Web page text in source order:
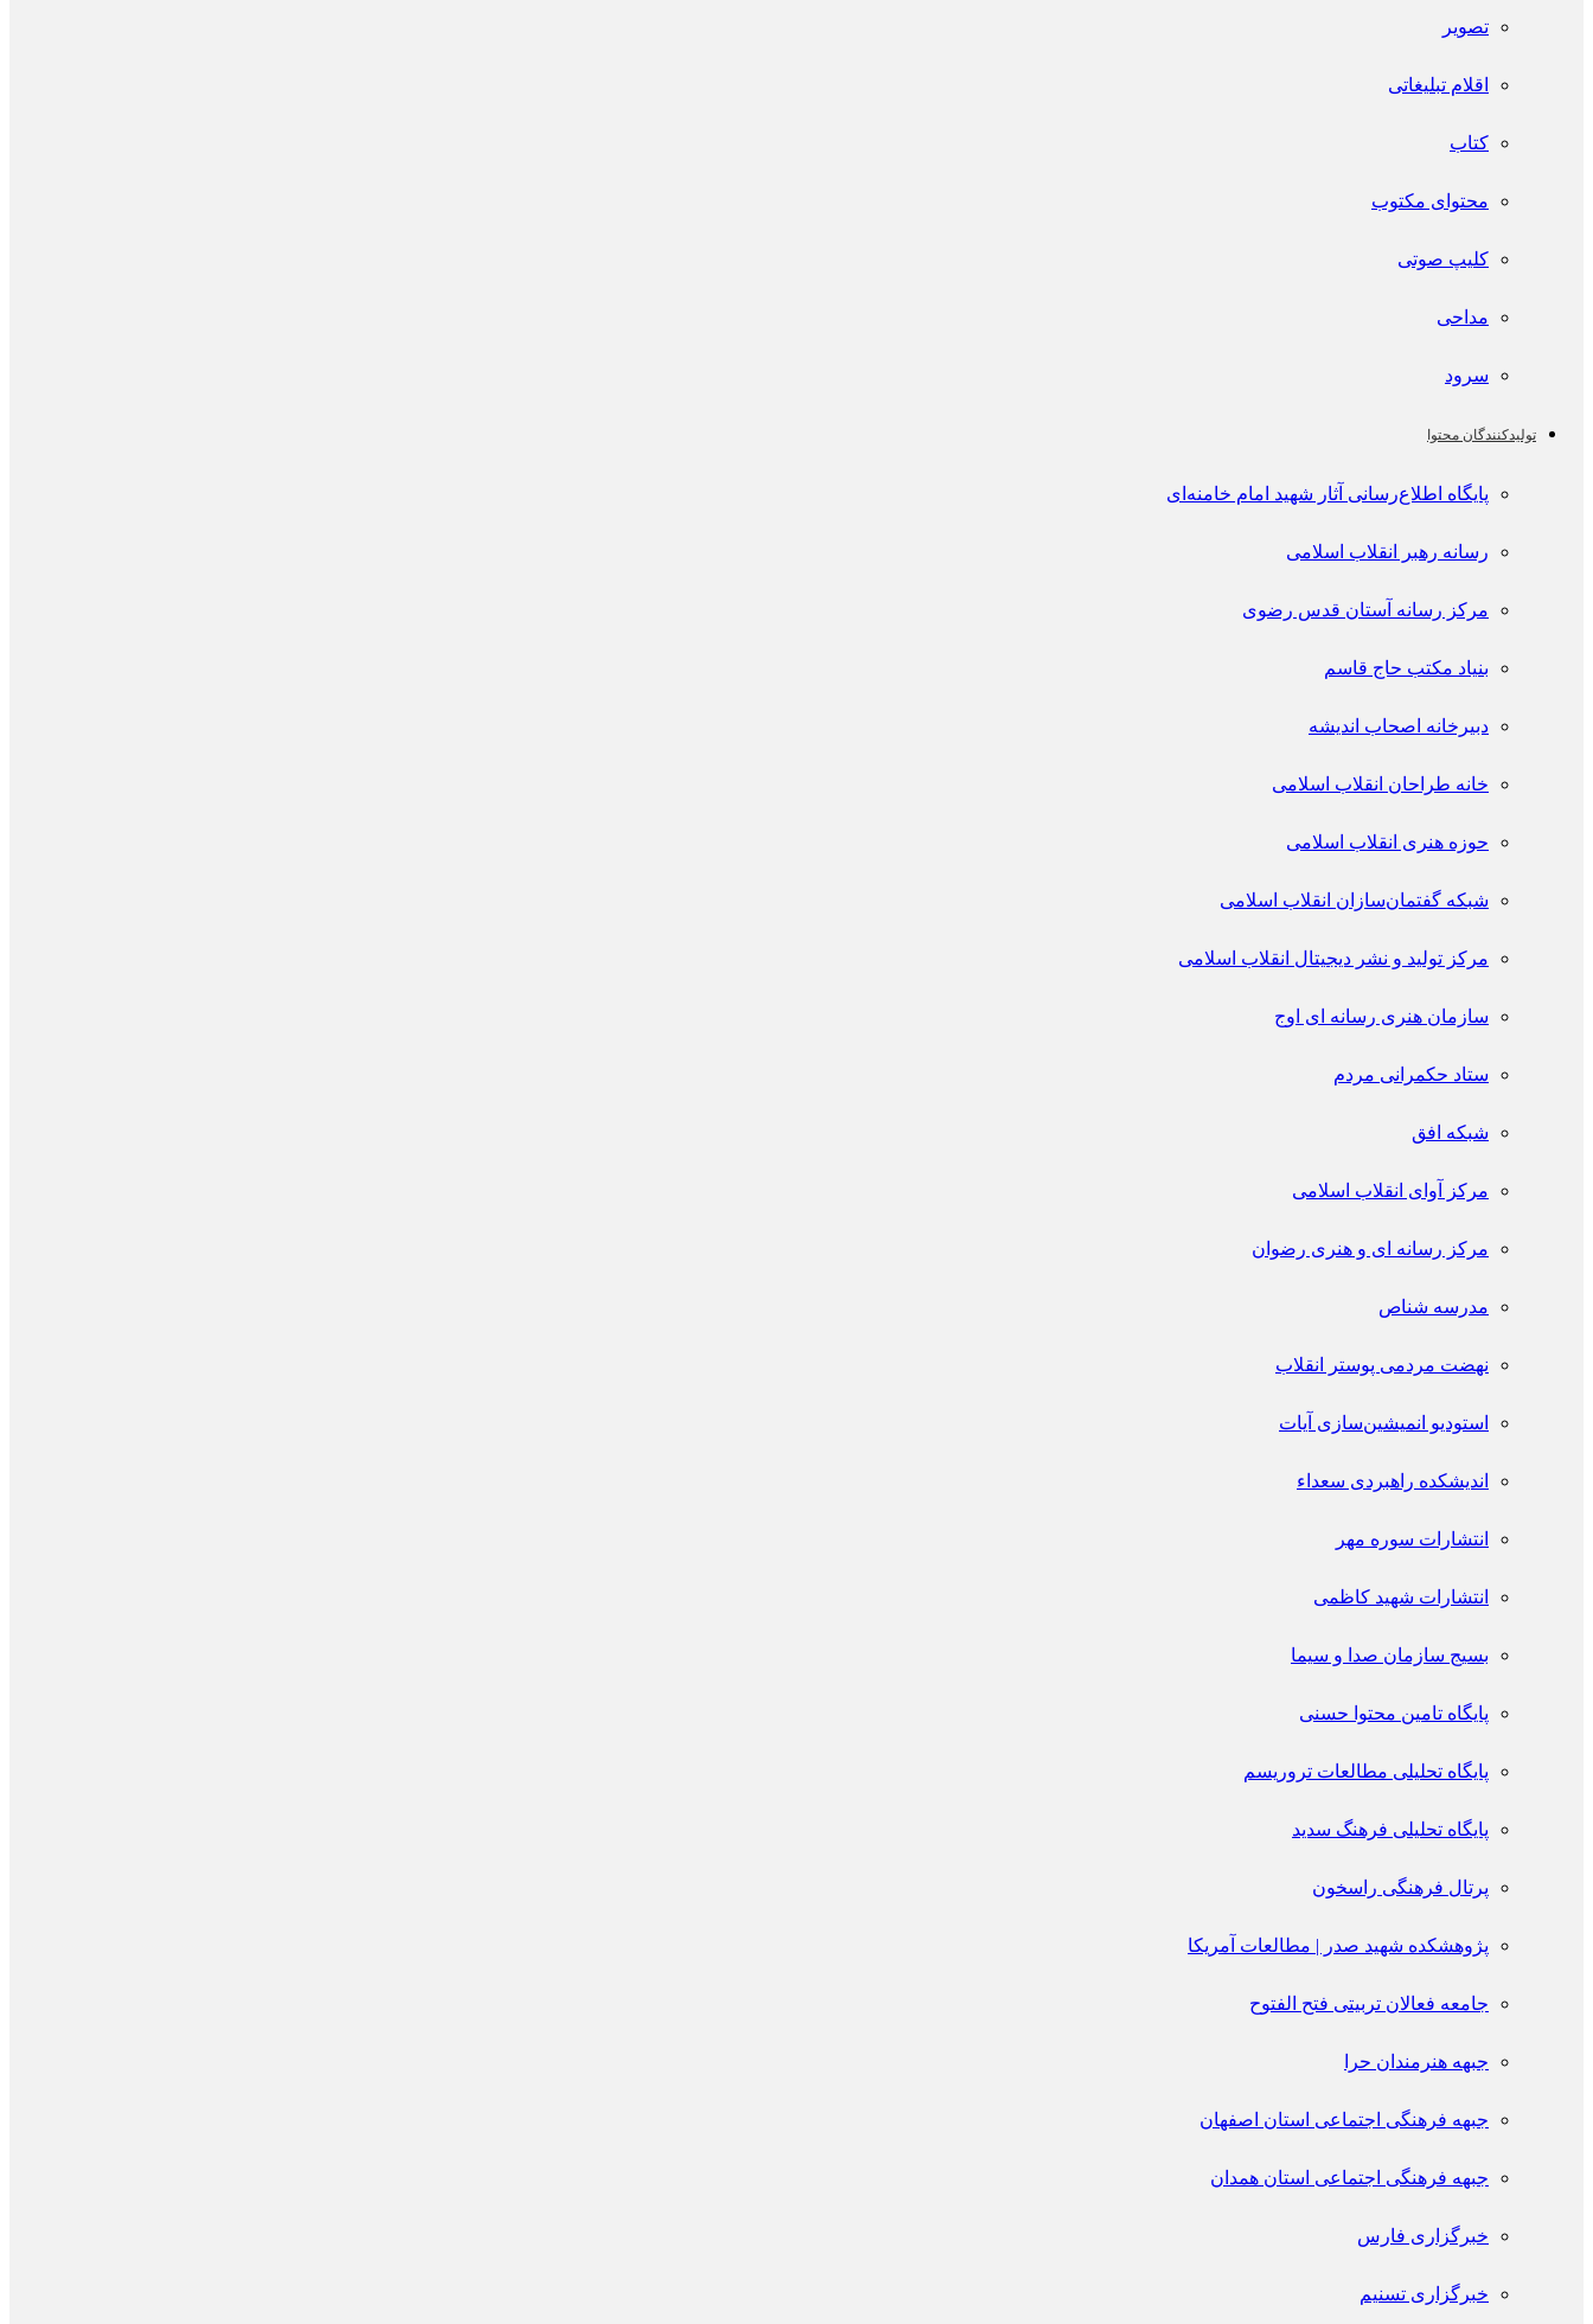
تصویر
اقلام تبلیغاتی
کتاب
محتوای مکتوب
کلیپ صوتی
مداحی
سرود
تولیدکنندگان محتوا
پايگاه اطلاع‌رسانی آثار شهید امام خامنه‌ای
رسانه رهبر انقلاب اسلامی
مرکز رسانه آستان قدس رضوی
بنیاد مکتب حاج قاسم
دبیرخانه اصحاب اندیشه
خانه طراحان انقلاب اسلامی
حوزه هنری انقلاب اسلامی
شبکه گفتمان‌سازان انقلاب اسلامی
مرکز تولید و نشر دیجیتال انقلاب اسلامی
سازمان هنری رسانه ای اوج
ستاد حکمرانی مردم
شبکه افق
مرکز آوای انقلاب اسلامی
مرکز رسانه ای و هنری رضوان
مدرسه شناص
نهضت مردمی پوستر انقلاب
استودیو انمیشین‌سازی آیات
اندیشکده راهبردی سعداء
انتشارات سوره مهر
انتشارات شهید کاظمی
بسیج سازمان صدا و سیما
پایگاه تامین محتوا حسنی
پایگاه تحلیلی مطالعات تروریسم
پایگاه تحلیلی فرهنگ سدید
پرتال فرهنگی راسخون
پژوهشکده شهید صدر | مطالعات آمریکا
جامعه فعالان تربیتی فتح الفتوح
جبهه هنرمندان حرا
جبهه فرهنگی اجتماعی استان اصفهان
جبهه فرهنگی اجتماعی استان همدان
خبرگزاری فارس
خبرگزاری تسنیم